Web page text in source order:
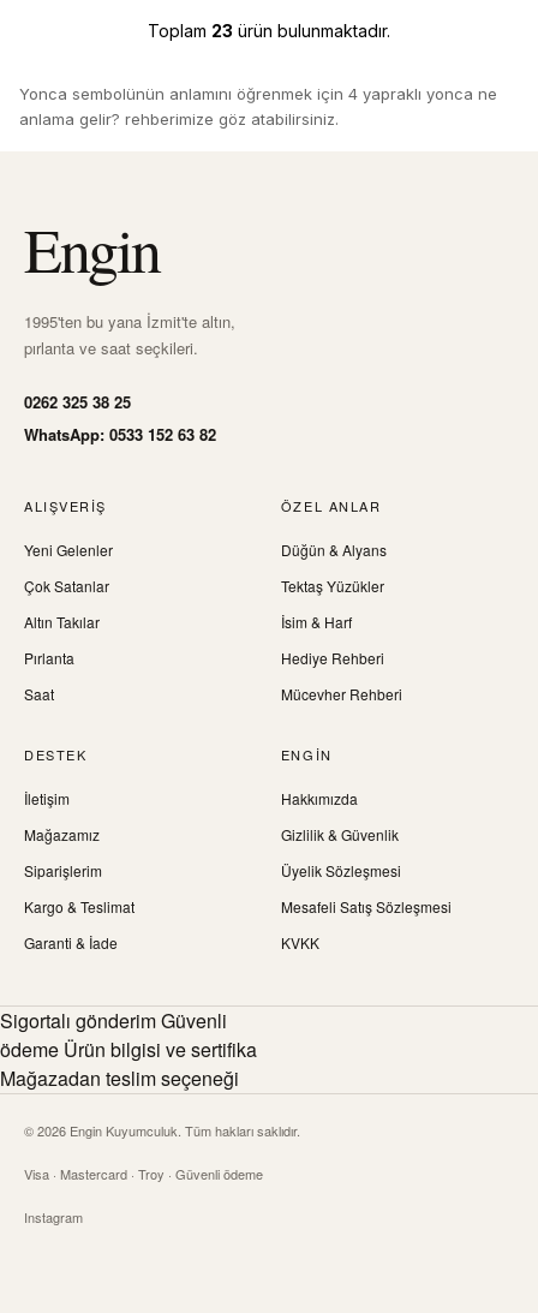
Toplam 23 ürün bulunmaktadır.
Yonca sembolünün anlamını öğrenmek için 4 yapraklı yonca ne
anlama gelir? rehberimize göz atabilirsiniz.
Engin
1995'ten bu yana İzmit'te altın,
pırlanta ve saat seçkileri.
0262 325 38 25
WhatsApp: 0533 152 63 82
ALIŞVERIŞ
Yeni Gelenler
Çok Satanlar
Altın Takılar
Pırlanta
Saat
ÖZEL ANLAR
Düğün & Alyans
Tektaş Yüzükler
İsim & Harf
Hediye Rehberi
Mücevher Rehberi
DESTEK
İletişim
Mağazamız
Siparişlerim
Kargo & Teslimat
Garanti & İade
ENGIN
Hakkımızda
Gizlilik & Güvenlik
Üyelik Sözleşmesi
Mesafeli Satış Sözleşmesi
KVKK
Sigortalı gönderim Güvenli
ödeme Ürün bilgisi ve sertifika
Mağazadan teslim seçeneği
© 2026 Engin Kuyumculuk. Tüm hakları saklıdır.
Visa · Mastercard · Troy · Güvenli ödeme
Instagram